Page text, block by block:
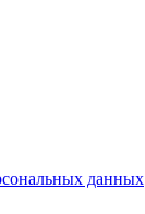
данных